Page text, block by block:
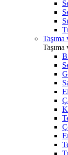
Taşıma
Taşıma